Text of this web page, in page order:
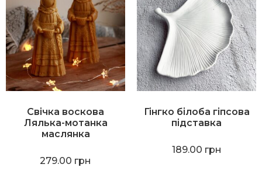
Свічка воскова
Лялька-мотанка
маслянка
279.00 грн
Гінгко білоба гіпсова
підставка
189.00 грн